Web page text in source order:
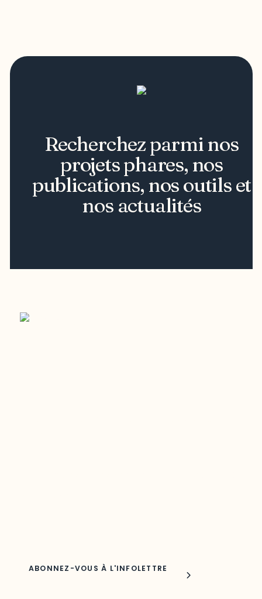
Recherchez parmi nos
projets phares, nos
publications, nos outils et
nos actualités